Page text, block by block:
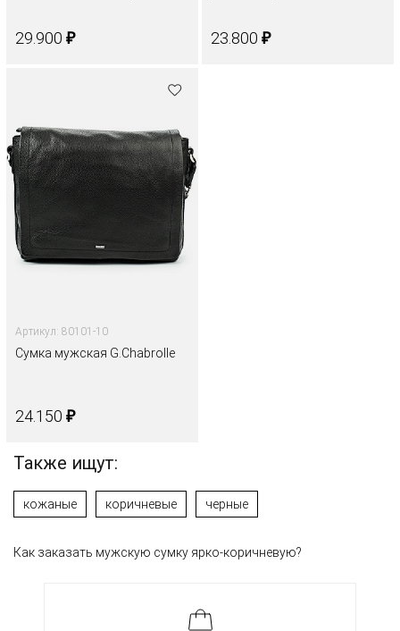
29.900 ₽ 23.800 ₽
Артикул: 80101-10
Сумка мужская G.Chabrolle
24.150 ₽
Также ищут:
кожаные коричневые черные
Как заказать мужскую сумку ярко-коричневую?